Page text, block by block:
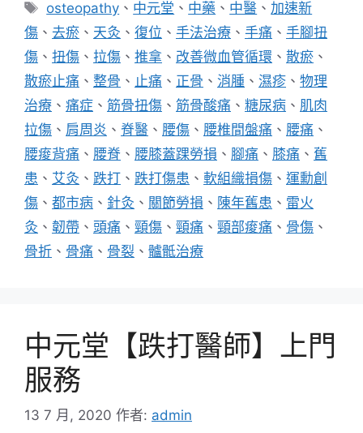
標
籤
osteopathy 、 中元堂 、 中藥 、 中醫 、加速新
傷 、 去瘀 、 天灸 、 復位 、 手法治療 、 手痛 、 手腳扭
傷 、 扭傷 、 拉傷 、 推拿 、 改善微血管循環 、 散瘀 、
散瘀止痛 、 整骨 、 止痛 、 正骨 、 消腫 、 濕疹 、 物理
治療 、 痛症 、 筋骨扭傷 、 筋骨酸痛 、 糖尿病 、 肌肉
拉傷 、 肩周炎 、 脊醫 、 腰傷 、 腰椎間盤痛 、 腰痛 、
腰痠背痛 、 腰脊 、 腰膝蓋踝勞損 、 腳痛 、 膝痛 、 舊
患 、 艾灸 、 跌打 、 跌打傷患 、 軟組織損傷 、 運勳創
傷 、 都市病 、 針灸 、 關節勞損 、 陳年舊患 、 雷火
灸 、 韌帶 、 頭痛 、 頸傷 、 頸痛 、 頸部痠痛 、 骨傷 、
骨折 、 骨痛 、 骨裂 、 髗骶治療
中元堂【跌打醫師】上門
服務
13 7 月, 2020 作者: admin